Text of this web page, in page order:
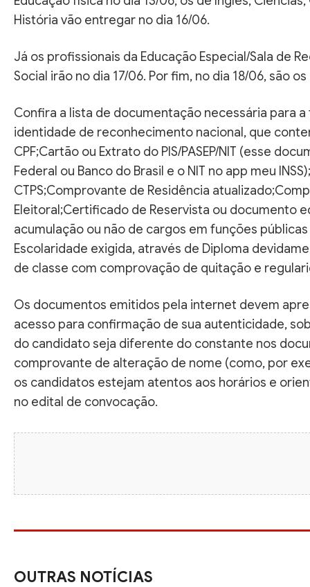
História vão entregar no dia 16/06.
Já os profissionais da Educação Especial/Sala de
Social irão no dia 17/06. Por fim, no dia 18/06, são
Confira a lista de documentação necessária para
identidade de reconhecimento nacional, que
CPF;Cartão ou Extrato do PIS/PASEP/NIT (esse
Federal ou Banco do Brasil e o NIT no app meu
CTPS;Comprovante de Residência
Eleitoral;Certificado de Reservista ou documento
acumulação ou não de cargos em funções
Escolaridade exigida, através de Diploma
de classe com comprovação de quitação e
Os documentos emitidos pela internet devem
acesso para confirmação de sua autenticidade,
do candidato seja diferente do constante nos
comprovante de alteração de nome (como, por
os candidatos estejam atentos aos horários e
no edital de convocação.
OUTRAS NOTÍCIAS